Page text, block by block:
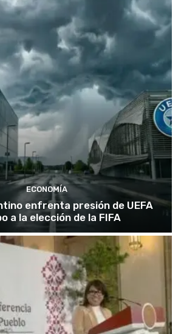
ECONOMÍA
enfrenta presión de UEFA
a la elección de la FIFA